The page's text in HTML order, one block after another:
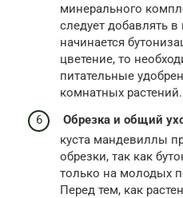
минерального
следует добавлять
начинается
цветение, то
питательные
комнатных растений.
Обрезка и общий
куста мандевиллы
обрезки, так как
только на молодых
Перед тем, как